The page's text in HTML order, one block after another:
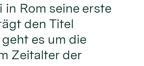
in Rom seine erste
den Titel
es um die
Zeitalter der